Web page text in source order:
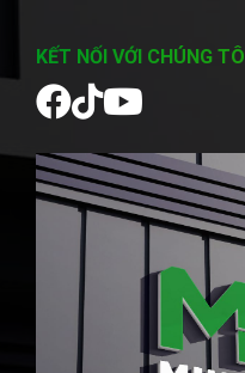
KẾT NỐI VỚI CHÚNG TÔI